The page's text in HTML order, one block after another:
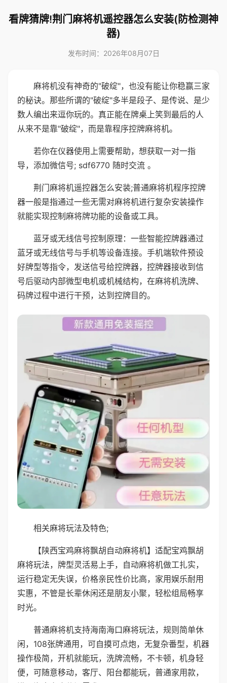
看牌猜牌!荆门麻将机遥控器怎么安装(防检测神
器)
发布时间：2026年08月07日
麻将机没有神奇的"破绽"，也没有能让你稳赢三家
的秘诀。那些所谓的"破绽"多半是段子、是传说、是少
数人编出来逗你玩的。真正能在牌桌上笑到最后的人
从来不是靠"破绽"，而是靠程序控牌麻将机。
若你在仪器使用上需要帮助，想获取一对一指
导，添加微信号; sdf6770 随时交流 。
荆门麻将机遥控器怎么安装;普通麻将机程序控牌
器一般是指通过一些无需对麻将机进行复杂安装操作
就能实现控制麻将牌功能的设备或工具。
蓝牙或无线信号控制原理：一些智能控牌器通过
蓝牙或无线信号与手机等设备连接。手机端软件预设
好牌型等指令，发送信号给控牌器，控牌器接收到信
号后驱动内部微型电机或机械结构，在麻将机洗牌、
码牌过程中进行干预，达到控牌目的。
相关麻将玩法及特色;
【陕西宝鸡麻将飘胡自动麻将机】适配宝鸡飘胡
麻将玩法，牌型灵活易上手，自动麻将机做工扎实，
运行稳定无失误，价格亲民性价比高，家用娱乐耐用
实惠，不管是长辈休闲还是朋友小聚，轻松组局畅享
时光。
普通麻将机支持海南海口麻将玩法，规则简单休
闲，108张牌通用，可自摸可点炮，无复杂番型，机器
操作极简，开机就能玩，洗牌流畅，不卡顿，机身轻
便，可随意移动，客厅、阳台都能玩，普通家用款，